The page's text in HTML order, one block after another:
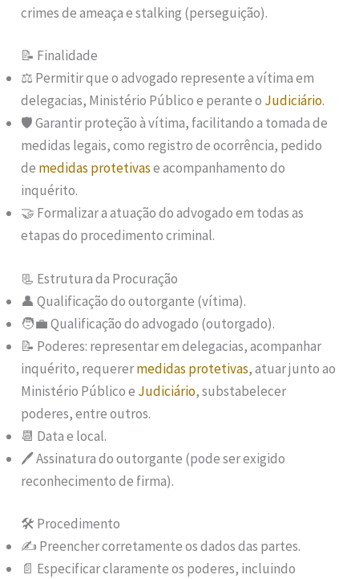
crimes de ameaça e stalking (perseguição).
📝 Finalidade
⚖️ Permitir que o advogado represente a vítima em
delegacias, Ministério Público e perante o Judiciário.
🛡️ Garantir proteção à vítima, facilitando a tomada de
medidas legais, como registro de ocorrência, pedido
de medidas protetivase acompanhamento do
inquérito.
🤝 Formalizar a atuação do advogado em todas as
etapas do procedimento criminal.
📃 Estrutura da Procuração
👤 Qualificação do outorgante (vítima).
🧑‍💼 Qualificação do advogado (outorgado).
📝 Poderes: representar em delegacias, acompanhar
inquérito, requerermedidas protetivas, atuar junto ao
Ministério Público e Judiciário, substabelecer
poderes, entre outros.
📆 Data e local.
🖊️ Assinatura do outorgante (pode ser exigido
reconhecimento de firma).
🛠️ Procedimento
✍️ Preencher corretamente os dados das partes.
📄 Especificar claramente os poderes, incluindo